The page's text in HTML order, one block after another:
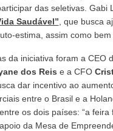
das seletivas. Gabi
Saudável” , que busca
estima, assim como
da iniciativa foram a CEO
dos Reis e a CFO
dar incentivo ao
entre o Brasil e a
os dois países: “a feira
da Mesa de